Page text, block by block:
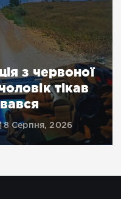
з червоної
тікав
8 Серпня, 2026